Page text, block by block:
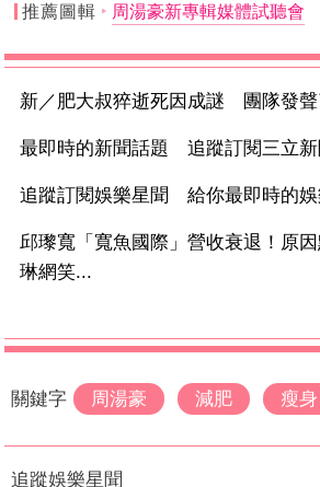
推薦圖輯 周湯豪新專輯媒體試聽會
新／肥大叔猝逝死因成謎 團隊發聲
最即時的新聞話題 追蹤訂閱三立新
追蹤訂閱娛樂星聞 給你最即時的
邱瓈寬「寬魚國際」營收衰退！原
琳網笑...
關鍵字 周湯豪 減肥 瘦身
追蹤娛樂星聞